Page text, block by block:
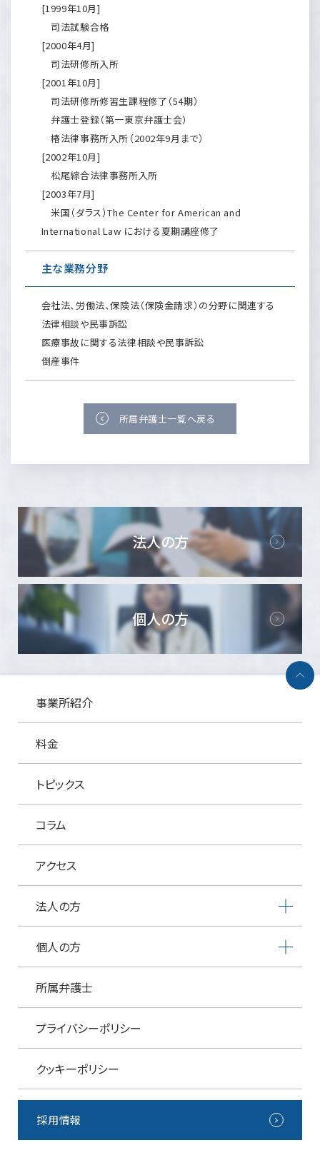
[1999年10月]
司法試験合格
[2000年4月]
司法研修所入所
[2001年10月]
司法研修所修習生課程修了（54期）
弁護士登録（第一東京弁護士会）
椿法律事務所入所（2002年9月まで）
[2002年10月]
松尾綜合法律事務所入所
[2003年7月]
米国（ダラス）The Center for American and
International Law における夏期講座修了
主な業務分野
会社法、労働法、保険法（保険金請求）の分野に関連する
法律相談や民事訴訟
医療事故に関する法律相談や民事訴訟
倒産事件
所属弁護士一覧へ戻る
法人の方
個人の方
事業所紹介
料金
トピックス
コラム
アクセス
法人の方
個人の方
所属弁護士
プライバシーポリシー
クッキーポリシー
採用情報